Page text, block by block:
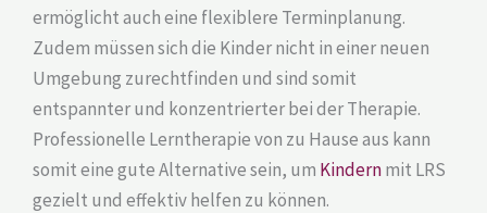
ermöglicht auch eine flexiblere Terminplanung.
Zudem müssen sich die Kinder nicht in einer neuen
Umgebung zurechtfinden und sind somit
entspannter und konzentrierter bei der Therapie.
Professionelle Lerntherapie von zu Hause aus kann
somit eine gute Alternative sein, um Kindernmit LRS
gezielt und effektiv helfen zu können.